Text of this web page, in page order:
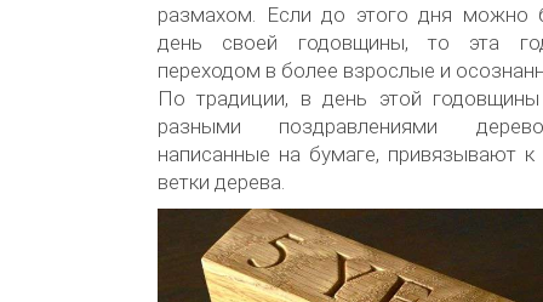
размахом. Если до этого дня можно
день своей годовщины, то эта
переходом в более взрослые и
По традиции, в день этой годовщины
разными поздравлениями
написанные на бумаге, привязывают
ветки дерева.